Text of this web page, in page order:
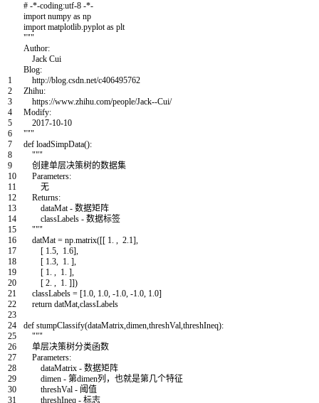
1
2
3
4
5
6
7
8
9
10
11
12
13
14
15
16
17
18
19
20
21
22
23
24
25
26
27
28
29
30
31
# -*-coding:utf-8 -*-
import numpy as np
import matplotlib.pyplotas plt
"""
Author:
Jack Cui
Blog:
http://blog.csdn.net/c406495762
Zhihu:
https://www.zhihu.com/people/Jack--Cui/
Modify:
2017-10-10
"""
def loadSimpData():
"""
创建单层决策树的数据集
Parameters:
无
Returns:
dataMat - 数据矩阵
classLabels - 数据标签
"""
datMat = np.matrix([[ 1. , 2.1],
[ 1.5, 1.6],
[ 1.3, 1. ],
[ 1. , 1. ],
[ 2. , 1. ]])
classLabels = [1.0, 1.0, -1.0, -1.0, 1.0]
return datMat,classLabels
def stumpClassify(dataMatrix,dimen,threshVal,threshIneq):
"""
单层决策树分类函数
Parameters:
dataMatrix - 数据矩阵
dimen - 第dimen列，也就是第几个特征
threshVal - 阈值
threshIneq - 标志